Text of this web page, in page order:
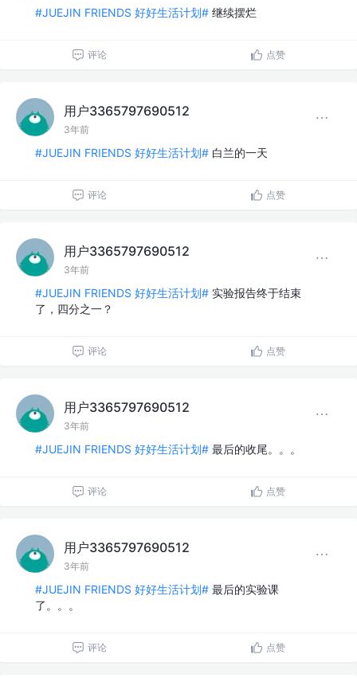
#JUEJIN FRIENDS 好好生活计划# 继续摆烂
评论 点赞
用户3365797690512
3年前
#JUEJIN FRIENDS 好好生活计划# 白兰的一天
评论 点赞
用户3365797690512
3年前
#JUEJIN FRIENDS 好好生活计划# 实验报告终于结束
了，四分之一？
评论 点赞
用户3365797690512
3年前
#JUEJIN FRIENDS 好好生活计划# 最后的收尾。。。
评论 点赞
用户3365797690512
3年前
#JUEJIN FRIENDS 好好生活计划# 最后的实验课
了。。。
评论 点赞